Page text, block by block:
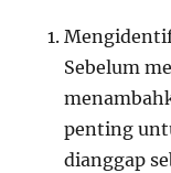
Sebelum
penting
dianggap